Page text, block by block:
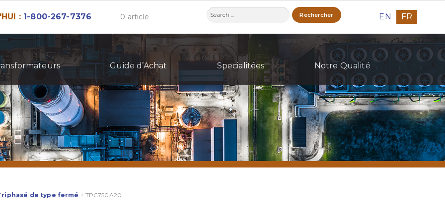
: 1-800-267-7376 0 article
Rechercher : EN FR
Guide d’Achat Specialitées Notre Qualité
de type fermé TPC750A20